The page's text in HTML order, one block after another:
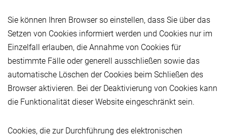
Sie können Ihren Browser so einstellen, dass Sie über das
Setzen von Cookies informiert werden und Cookies nur im
Einzelfall erlauben, die Annahme von Cookies für
bestimmte Fälle oder generell ausschließen sowie das
automatische Löschen der Cookies beim Schließen des
Browser aktivieren. Bei der Deaktivierung von Cookies kann
die Funktionalität dieser Website eingeschränkt sein.
Cookies, die zur Durchführung des elektronischen